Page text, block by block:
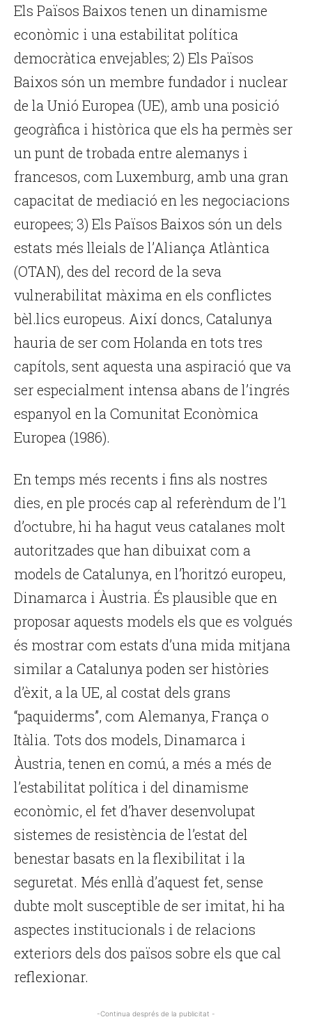
Els Països Baixos tenen un dinamisme
econòmic i una estabilitat política
democràtica envejables; 2) Els Països
Baixos són un membre fundador i nuclear
de la Unió Europea (UE), amb una posició
geogràfica i històrica que els ha permès ser
un punt de trobada entre alemanys i
francesos, com Luxemburg, amb una gran
capacitat de mediació en les negociacions
europees; 3) Els Països Baixos són un dels
estats més lleials de l’Aliança Atlàntica
(OTAN), des del record de la seva
vulnerabilitat màxima en els conflictes
bèl.lics europeus. Així doncs, Catalunya
hauria de ser com Holanda en tots tres
capítols, sent aquesta una aspiració que va
ser especialment intensa abans de l’ingrés
espanyol en la Comunitat Econòmica
Europea (1986).
En temps més recents i fins als nostres
dies, en ple procés cap al referèndum de l’1
d’octubre, hi ha hagut veus catalanes molt
autoritzades que han dibuixat com a
models de Catalunya, en l’horitzó europeu,
Dinamarca i Àustria. És plausible que en
proposar aquests models els que es volgués
és mostrar com estats d’una mida mitjana
similar a Catalunya poden ser històries
d’èxit, a la UE, al costat dels grans
“paquiderms”, com Alemanya, França o
Itàlia. Tots dos models, Dinamarca i
Àustria, tenen en comú, a més a més de
l’estabilitat política i del dinamisme
econòmic, el fet d’haver desenvolupat
sistemes de resistència de l’estat del
benestar basats en la flexibilitat i la
seguretat. Més enllà d’aquest fet, sense
dubte molt susceptible de ser imitat, hi ha
aspectes institucionals i de relacions
exteriors dels dos països sobre els que cal
reflexionar.
-Continua després de la publicitat -